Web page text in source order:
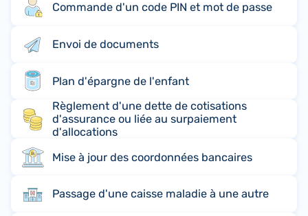
Commande d'un code PIN et mot de passe
Envoi de documents
Plan d'épargne de l'enfant
Règlement d'une dette de cotisations
d'assurance ou liée au surpaiement
d'allocations
Mise à jour des coordonnées bancaires
Passage d'une caisse maladie à une autre